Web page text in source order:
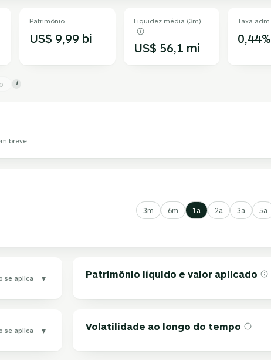
Patrimônio
US$ 9,99 bi
Liquidez média (3m)
US$ 56,1 mi
Taxa adm.
0,44%
i
breve.
3m 6m 1a 2a 3a 5a
se aplica ▾ Patrimônio líquido e valor aplicado
se aplica ▾ Volatilidade ao longo do tempo